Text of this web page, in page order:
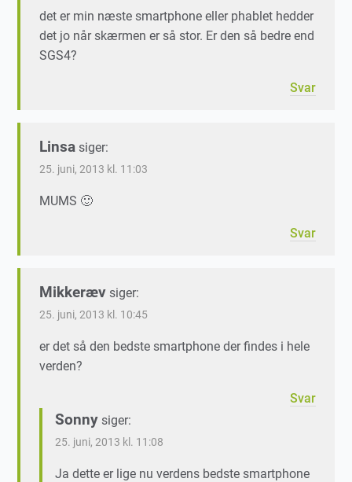
det er min næste smartphone eller phablet hedder
det jo når skærmen er så stor. Er den så bedre end
SGS4?
Svar
Linsa siger:
25. juni, 2013 kl. 11:03
MUMS 🙂
Svar
Mikkeræv siger:
25. juni, 2013 kl. 10:45
er det så den bedste smartphone der findes i hele
verden?
Svar
Sonny siger:
25. juni, 2013 kl. 11:08
Ja dette er lige nu verdens bedste smartphone